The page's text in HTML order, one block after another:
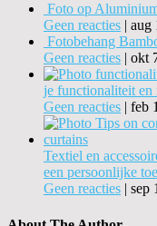
Foto op
Geen reacties | aug
Fotobehang
Geen reacties | okt
je functionaliteit en
Geen reacties | feb
Textiel en
een persoonlijke
Geen reacties | sep